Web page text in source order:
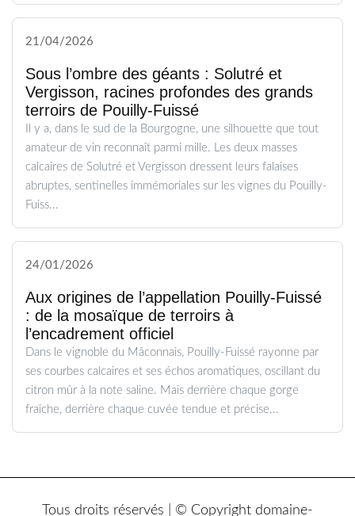
21/04/2026
Sous l’ombre des géants : Solutré et
Vergisson, racines profondes des grands
terroirs de Pouilly-Fuissé
Il y a, dans le sud de la Bourgogne, une silhouette que tout
amateur de vin reconnaît parmi mille. Les deux masses
calcaires de Solutré et Vergisson dressent leurs falaises
abruptes, sentinelles immémoriales sur les vignes du Pouilly-
Fuiss...
24/01/2026
Aux origines de l’appellation Pouilly-Fuissé
: de la mosaïque de terroirs à
l’encadrement officiel
Dans le vignoble du Mâconnais, Pouilly-Fuissé rayonne par
ses courbes calcaires et ses échos aromatiques, oscillant du
citron mûr à la note saline. Mais derrière chaque gorge
fraîche, derrière chaque cuvée tendue et précise...
Tous droits réservés | © Copyright domaine-